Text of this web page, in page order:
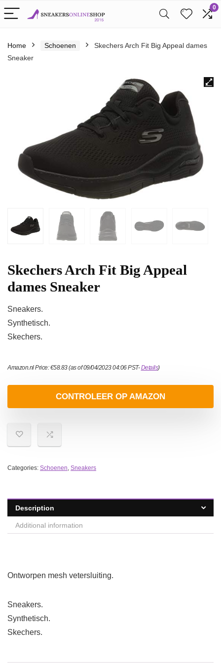
0
Home Schoenen
Skechers Arch Fit Big Appeal dames
Sneaker
Skechers Arch Fit Big Appeal
dames Sneaker
Sneakers.
Synthetisch.
Skechers.
Amazon.nl Price:€58.83(as of 09/04/2023 04:06 PST-Details)
CONTROLEER OP AMAZON
Categories: Schoenen, Sneakers
Description
Additional information
Ontworpen mesh vetersluiting.
Sneakers.
Synthetisch.
Skechers.